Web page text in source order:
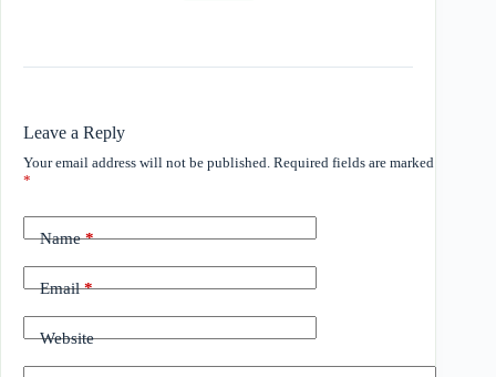
Leave a Reply
Your email address will not be published. Required fields are marked
*
Name*
Email*
Website